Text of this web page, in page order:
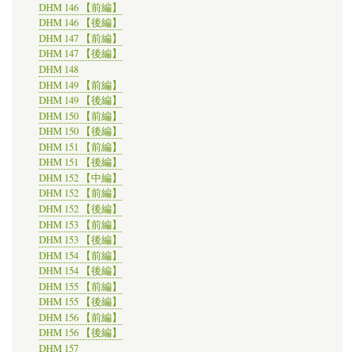
DHM 146 【前編】
DHM 146 【後編】
DHM 147 【前編】
DHM 147 【後編】
DHM 148
DHM 149 【前編】
DHM 149 【後編】
DHM 150 【前編】
DHM 150 【後編】
DHM 151 【前編】
DHM 151 【後編】
DHM 152 【中編】
DHM 152 【前編】
DHM 152 【後編】
DHM 153 【前編】
DHM 153 【後編】
DHM 154 【前編】
DHM 154 【後編】
DHM 155 【前編】
DHM 155 【後編】
DHM 156 【前編】
DHM 156 【後編】
DHM 157